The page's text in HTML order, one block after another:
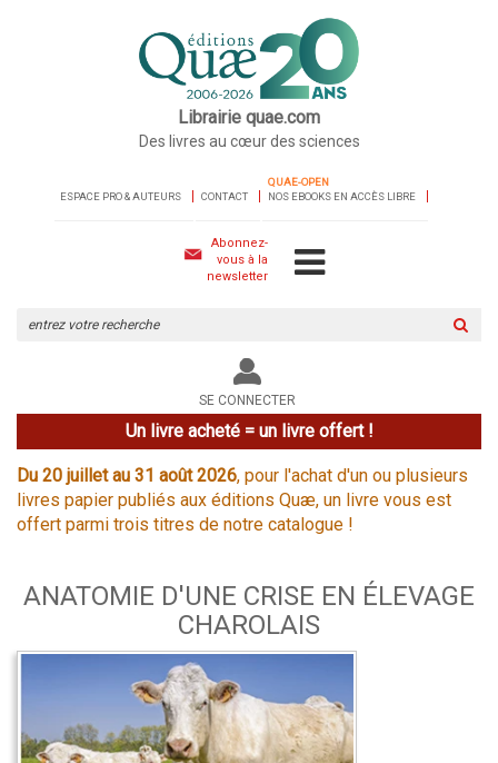
Librairie quae.com
Des livres au cœur des sciences
ESPACE PRO & AUTEURS CONTACT
QUAE-OPEN
NOS EBOOKS EN ACCÈS LIBRE
Abonnez-
vous à la
newsletter
le
site
SE CONNECTER
Un livre acheté = un livre offert !
Du 20 juillet au 31 août 2026, pour l'achat d'un ou plusieurs
livres papier publiés aux éditions Quæ, un livre vous est
offert parmi trois titres de notre catalogue !
ANATOMIE D'UNE CRISE EN ÉLEVAGE
CHAROLAIS